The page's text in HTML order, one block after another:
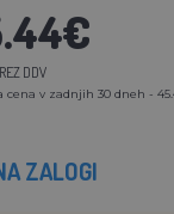
DDV
cena v zadnjih 30 dneh -
ZALOGI